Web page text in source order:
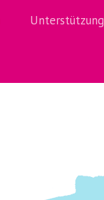
Unterstützung